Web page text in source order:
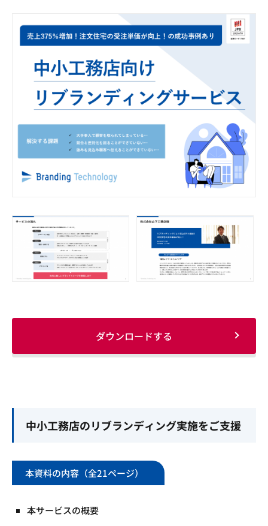
ダウンロードする
中小工務店のリブランディング実施をご支援
本資料の内容（全21ページ）
本サービスの概要